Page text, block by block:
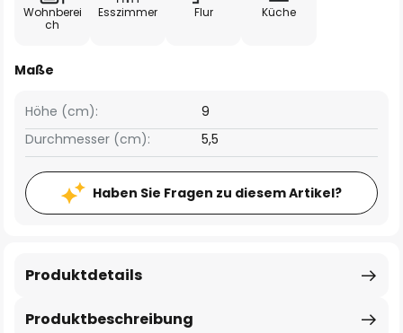
Wohnberei
ch
Esszimmer Flur Küche
Maße
Höhe (cm):
9
Durchmesser (cm):
5,5
Haben Sie Fragen zu diesem Artikel?
Produktbeschreibung
Produktdetails